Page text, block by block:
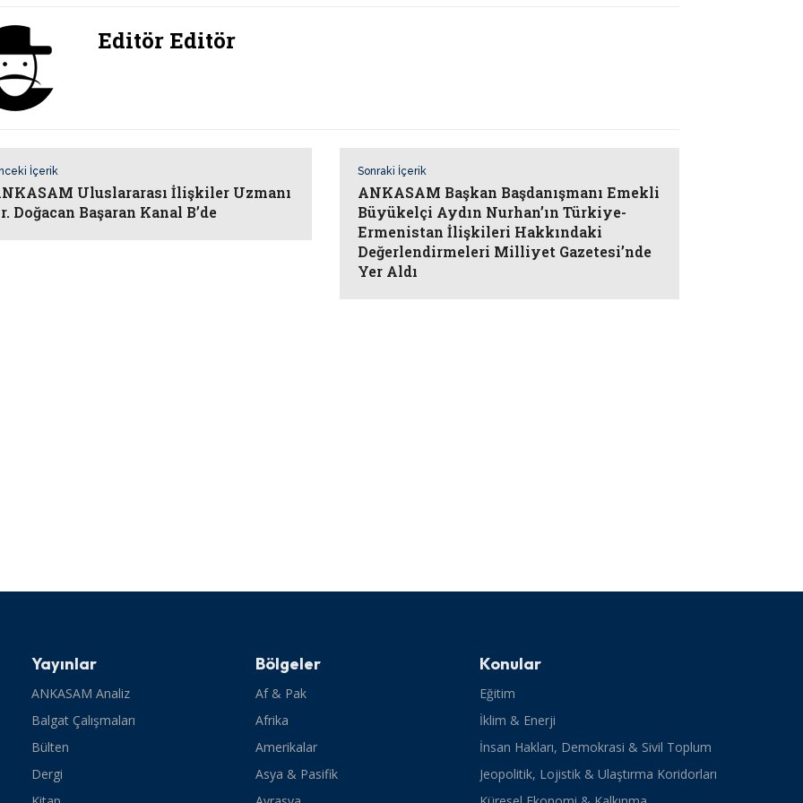
Editör Editör
İçerik
Uluslararası İlişkiler Uzmanı
Doğacan Başaran Kanal B’de
Sonraki İçerik
ANKASAM Başkan Başdanışmanı Emekli
Büyükelçi Aydın Nurhan’ın Türkiye-
Ermenistan İlişkileri Hakkındaki
Değerlendirmeleri Milliyet Gazetesi’nde
Yer Aldı
Yayınlar
ANKASAM Analiz
Balgat Çalışmaları
Bülten
Dergi
Bölgeler
Af & Pak
Afrika
Amerikalar
Asya & Pasifik
Konular
Eğitim
İklim & Enerji
İnsan Hakları, Demokrasi & Sivil Toplum
Jeopolitik, Lojistik & Ulaştırma Koridorları